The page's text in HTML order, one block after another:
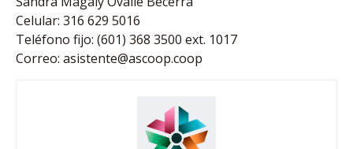
Celular: 316 629 5016
Teléfono fijo: (601) 368 3500 ext. 1017
Correo: asistente@ascoop.coop